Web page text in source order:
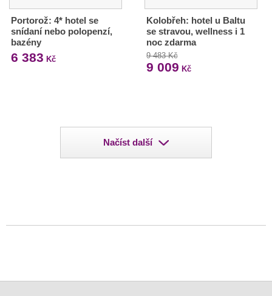
Portorož: 4* hotel se
snídaní nebo polopenzí,
bazény
6 383 Kč
Kolobřeh: hotel u Baltu
se stravou, wellness i 1
noc zdarma
9 483 Kč
9 009 Kč
Načíst další